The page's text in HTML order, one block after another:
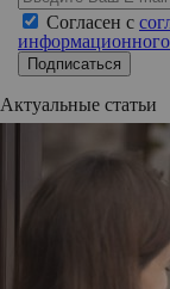
Согласен с
информационного
Подписаться
Актуальные статьи